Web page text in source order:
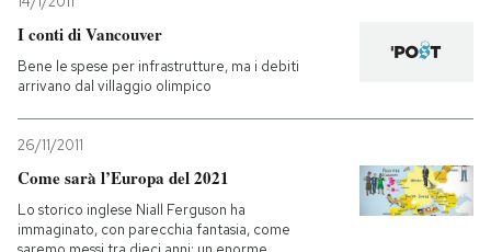
I conti di Vancouver
Bene le spese per infrastrutture, ma i debiti
arrivano dal villaggio olimpico
26/11/2011
Come sarà l’Europa del 2021
Lo storico inglese Niall Ferguson ha
immaginato, con parecchia fantasia, come